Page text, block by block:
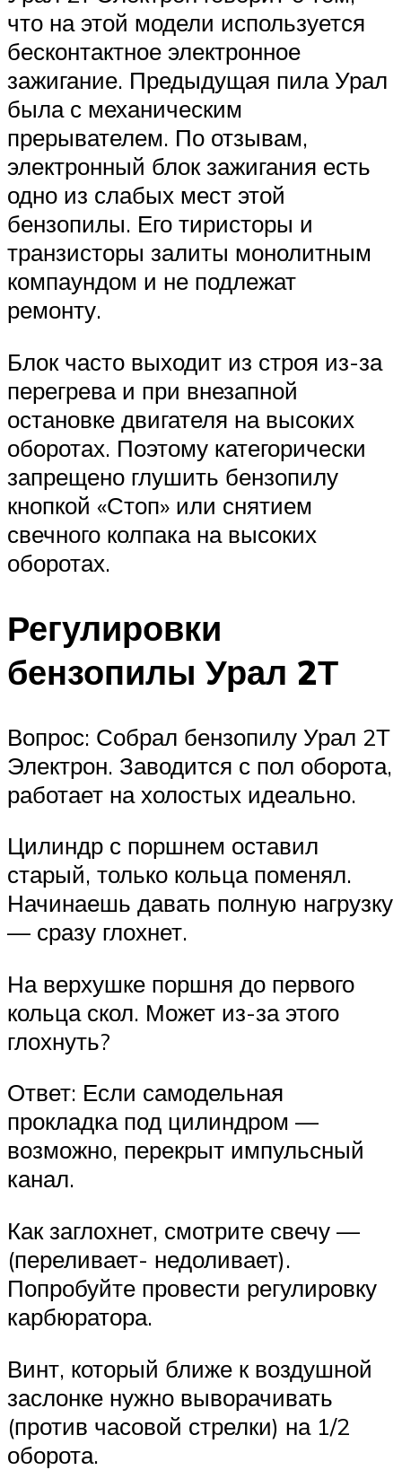
что на этой модели используется
бесконтактное электронное
зажигание. Предыдущая пила Урал
была с механическим
прерывателем. По отзывам,
электронный блок зажигания есть
одно из слабых мест этой
бензопилы. Его тиристоры и
транзисторы залиты монолитным
компаундом и не подлежат
ремонту.
Блок часто выходит из строя из-за
перегрева и при внезапной
остановке двигателя на высоких
оборотах. Поэтому категорически
запрещено глушить бензопилу
кнопкой «Стоп» или снятием
свечного колпака на высоких
оборотах.
Регулировки
бензопилы Урал 2Т
Вопрос: Собрал бензопилу Урал 2Т
Электрон. Заводится с пол оборота,
работает на холостых идеально.
Цилиндр с поршнем оставил
старый, только кольца поменял.
Начинаешь давать полную нагрузку
— сразу глохнет.
На верхушке поршня до первого
кольца скол. Может из-за этого
глохнуть?
Ответ: Если самодельная
прокладка под цилиндром —
возможно, перекрыт импульсный
канал.
Как заглохнет, смотрите свечу —
(переливает- недоливает).
Попробуйте провести регулировку
карбюратора.
Винт, который ближе к воздушной
заслонке нужно выворачивать
(против часовой стрелки) на 1/2
оборота.